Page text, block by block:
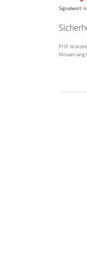
Signalwort:
P101 Ist
Minuten lang